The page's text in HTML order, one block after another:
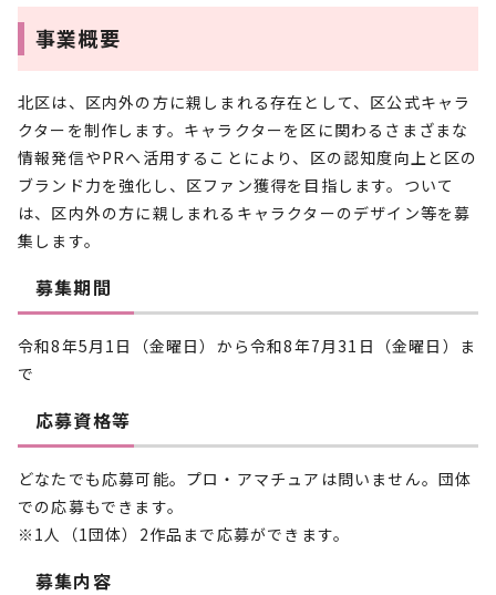
事業概要
北区は、区内外の方に親しまれる存在として、区公式キャラ
クターを制作します。キャラクターを区に関わるさまざまな
情報発信やPRへ活用することにより、区の認知度向上と区の
ブランド力を強化し、区ファン獲得を目指します。ついて
は、区内外の方に親しまれるキャラクターのデザイン等を募
集します。
募集期間
令和8年5月1日（金曜日）から令和8年7月31日（金曜日）ま
で
応募資格等
どなたでも応募可能。プロ・アマチュアは問いません。団体
での応募もできます。
※1人（1団体）2作品まで応募ができます。
募集内容